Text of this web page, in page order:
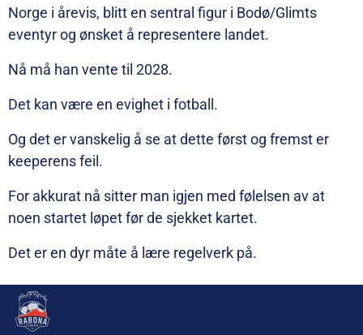
Norge i årevis, blitt en sentral figur i Bodø/Glimts
eventyr og ønsket å representere landet.
Nå må han vente til 2028.
Det kan være en evighet i fotball.
Og det er vanskelig å se at dette først og fremst er
keeperens feil.
For akkurat nå sitter man igjen med følelsen av at
noen startet løpet før de sjekket kartet.
Det er en dyr måte å lære regelverk på.